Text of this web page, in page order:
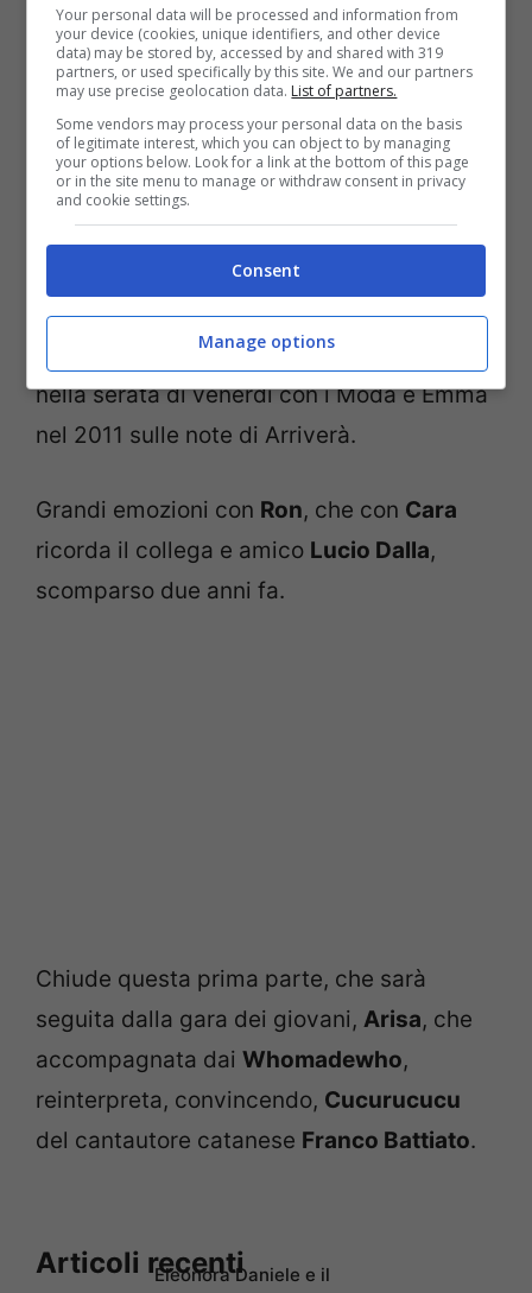
Renga,favorito numero 1 alla vittoria e
primo nella classifica provvisoria, rende
omaggio ad
Edoardo Bennato , cantando
Un Giorno Credi, facendosi accompagnare
da uno dei volti più amati dei Festival degli
ultimi anni,Kekkodei Modà. Il duetto è ben
riuscito, si vede grande alchimia tra i due.
L’arrivo di Kekko sembra un “favore
ricambiato” a Renga, che aveva duettato
nella serata di venerdì con i Modà e Emma
nel 2011 sulle note di Arriverà.
Grandi emozioni con Ron, che con Cara
ricorda il collega e amico Lucio Dalla,
scomparso due anni fa.
Chiude questa prima parte, che sarà
seguita dalla gara dei giovani, Arisa, che
accompagnata dai Whomadewho,
reinterpreta, convincendo, Cucurucucu
del cantautore catanese Franco Battiato.
Articoli recentiEleonora Daniele e il
Your personal data will be processed and information from
your device (cookies, unique identifiers, and other device
data) may be stored by, accessed by and shared with 319
partners, or used specifically by this site. We and our partners
may use precise geolocation data. List of partners.
Some vendors may process your personal data on the basis
of legitimate interest, which you can object to by managing
your options below. Look for a link at the bottom of this page
or in the site menu to manage or withdraw consent in privacy
and cookie settings.
Consent
Manage options